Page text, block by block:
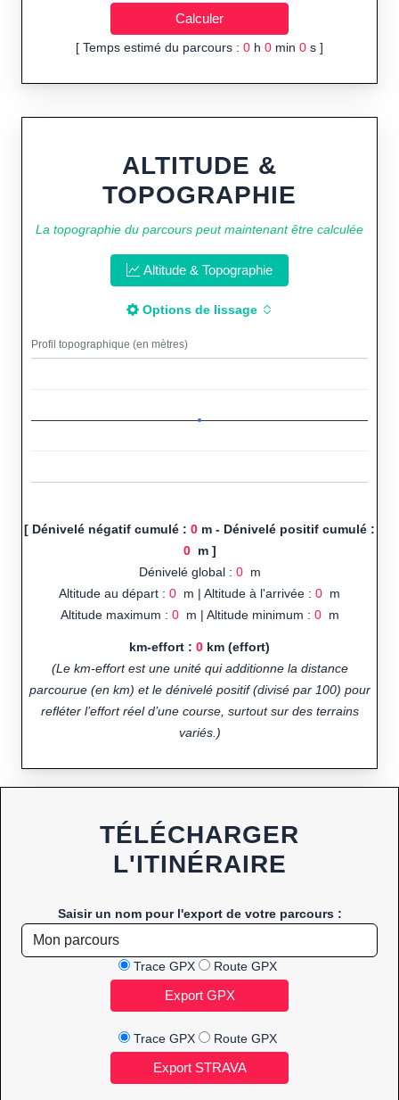
[ Temps estimé du parcours : 0 h 0 min 0 s ]
ALTITUDE &
TOPOGRAPHIE
La topographie du parcours peut maintenant être calculée
Altitude & Topographie
Options de lissage
Profil topographique (en mètres)
[ Dénivelé négatif cumulé : 0 m - Dénivelé positif cumulé :
0m ]
Dénivelé global : 0m
Altitude au départ : 0 m | Altitude à l'arrivée : 0 m
Altitude maximum : 0m | Altitude minimum : 0m
km-effort : 0 km (effort)
(Le km-effort est une unité qui additionne la distance
parcourue (en km) et le dénivelé positif (divisé par 100) pour
refléter l’effort réel d’une course, surtout sur des terrains
variés.)
TÉLÉCHARGER
L'ITINÉRAIRE
Saisir un nom pour l'export de votre parcours :
Trace GPX Route GPX
Trace GPX Route GPX